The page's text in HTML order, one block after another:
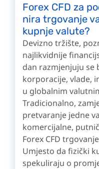
Forex CFD za
nira trgovanje
kupnje valute?
Devizno tržište,
najlikvidnije
dan razmjenjuju se
korporacije, vlade,
u globalnim
Tradicionalno,
pretvaranje jedne
komercijalne,
Forex CFD
Umjesto da fizički
spekuliraju o